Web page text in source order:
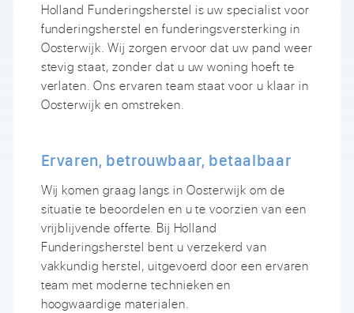
Holland Funderingsherstel is uw specialist voor
funderingsherstel en funderingsversterking in
Oosterwijk. Wij zorgen ervoor dat uw pand weer
stevig staat, zonder dat u uw woning hoeft te
verlaten. Ons ervaren team staat voor u klaar in
Oosterwijk en omstreken.
Ervaren, betrouwbaar, betaalbaar
Wij komen graag langs in Oosterwijk om de
situatie te beoordelen en u te voorzien van een
vrijblijvende offerte. Bij Holland
Funderingsherstel bent u verzekerd van
vakkundig herstel, uitgevoerd door een ervaren
team met moderne technieken en
hoogwaardige materialen.